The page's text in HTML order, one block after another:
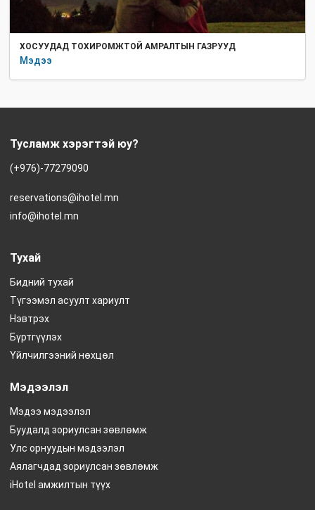
ХОСУУДАД ТОХИРОМЖТОЙ АМРАЛТЫН ГАЗРУУД
Мэдээ
Тусламж хэрэгтэй юу?
(+976)-77279090
reservations@ihotel.mn
info@ihotel.mn
Тухай
Бидний тухай
Түгээмэл асуулт хариулт
Нэвтрэх
Бүртгүүлэх
Үйлчилгээний нөхцөл
Мэдээлэл
Мэдээ мэдээлэл
Буудалд зориулсан зөвлөмж
Улс орнуудын мэдээлэл
Аялагчдад зориулсан зөвлөмж
iHotel амжилтын түүх